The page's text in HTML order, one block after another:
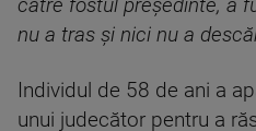
către fostul președinte, a
nu a tras și nici nu a
Individul de 58 de ani a
unui judecător pentru a